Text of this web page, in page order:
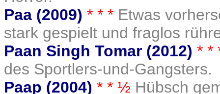
Paa (2009) * * * Etwas
stark gespielt und fraglos
Paan Singh Tomar (2012) *
des Sportlers-und-Gangsters.
Paap (2004) * * ½ Hübsch